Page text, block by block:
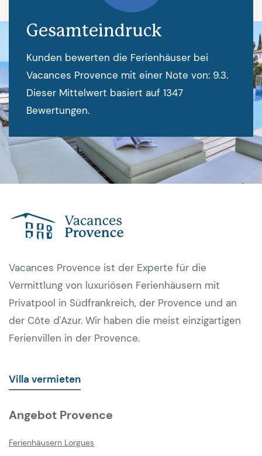
Gesamteindruck
Kunden bewerten die Ferienhäuser bei
Vacances Provence mit einer Note von: 9.3.
Dieser Mittelwert basiert auf 1347
Bewertungen.
Vacances Provence ist der Experte für die
Vermittlung von luxuriösen Ferienhäusern mit
Privatpool in Südfrankreich, der Provence und an
der Côte d'Azur. Wir haben die meist einzigartigen
Ferienvillen in der Provence.
Villa vermieten
Angebot Provence
Ferienhäusern Lorgues